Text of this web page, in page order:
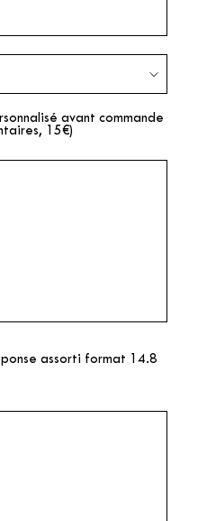
avant commande
15€)
assorti format 14.8